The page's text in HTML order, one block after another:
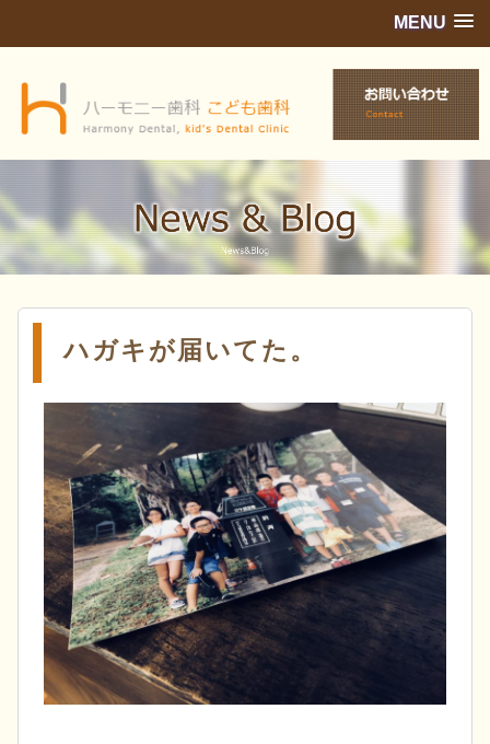
MENU
ハガキが届いてた。